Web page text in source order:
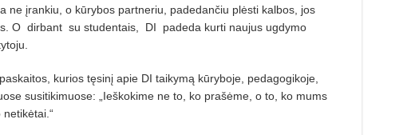
ne įrankiu, o kūrybos partneriu, padedančiu plėsti kalbos, jos
O dirbant su studentais, DI padeda kurti naujus ugdymo
kurios tęsinį apie DI taikymą kūryboje, pedagogikoje,
susitikimuose: „Ieškokime ne to, ko prašėme, o to, ko mums